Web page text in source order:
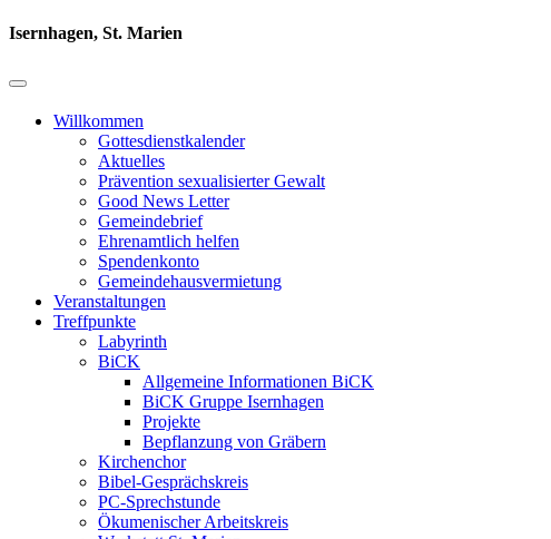
Isernhagen, St. Marien
Willkommen
Gottesdienstkalender
Aktuelles
Prävention sexualisierter Gewalt
Good News Letter
Gemeindebrief
Ehrenamtlich helfen
Spendenkonto
Gemeindehausvermietung
Veranstaltungen
Treffpunkte
Labyrinth
BiCK
Allgemeine Informationen BiCK
BiCK Gruppe Isernhagen
Projekte
Bepflanzung von Gräbern
Kirchenchor
Bibel-Gesprächskreis
PC-Sprechstunde
Ökumenischer Arbeitskreis